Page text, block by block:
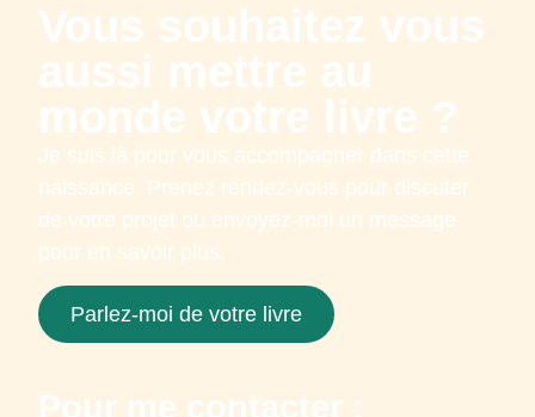
Vous souhaitez vous
aussi mettre au
monde votre livre ?
Je suis là pour vous accompagner dans cette
naissance. Prenez rendez-vous pour discuter
de votre projet ou envoyez-moi un message
pour en savoir plus.
Parlez-moi de votre livre
Pour me contacter :